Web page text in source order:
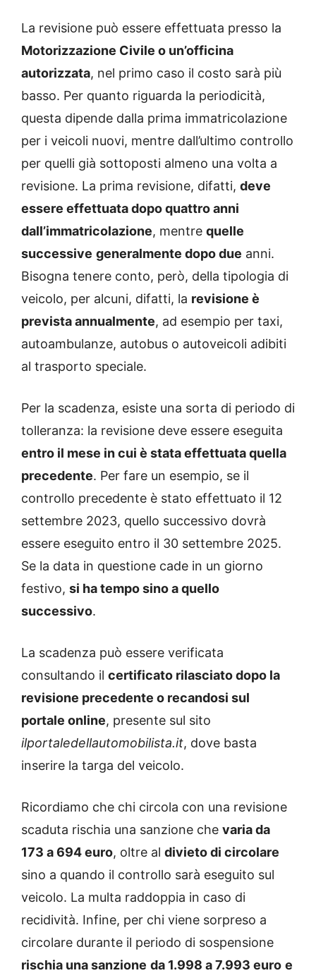
La revisione può essere effettuata presso la
Motorizzazione Civile o un’officina
autorizzata, nel primo caso il costo sarà più
basso. Per quanto riguarda la periodicità,
questa dipende dalla prima immatricolazione
per i veicoli nuovi, mentre dall’ultimo controllo
per quelli già sottoposti almeno una volta a
revisione. La prima revisione, difatti, deve
essere effettuata dopo quattro anni
dall’immatricolazione, mentre quelle
successive generalmente dopo due anni.
Bisogna tenere conto, però, della tipologia di
veicolo, per alcuni, difatti, la revisione è
prevista annualmente, ad esempio per taxi,
autoambulanze, autobus o autoveicoli adibiti
al trasporto speciale.
Per la scadenza, esiste una sorta di periodo di
tolleranza: la revisione deve essere eseguita
entro il mese in cui è stata effettuata quella
precedente. Per fare un esempio, se il
controllo precedente è stato effettuato il 12
settembre 2023, quello successivo dovrà
essere eseguito entro il 30 settembre 2025.
Se la data in questione cade in un giorno
festivo, si ha tempo sino a quello
successivo.
La scadenza può essere verificata
consultando il certificato rilasciato dopo la
revisione precedente o recandosi sul
portale online, presente sul sito
ilportaledellautomobilista.it, dove basta
inserire la targa del veicolo.
Ricordiamo che chi circola con una revisione
scaduta rischia una sanzione che varia da
173 a 694 euro, oltre al divieto di circolare
sino a quando il controllo sarà eseguito sul
veicolo. La multa raddoppia in caso di
recidività. Infine, per chi viene sorpreso a
circolare durante il periodo di sospensione
rischia una sanzione da 1.998 a 7.993 euro e